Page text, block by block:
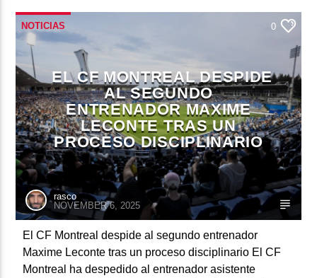
NOTICIAS 0
EL CF MONTREAL DESPIDE
AL SEGUNDO
ENTRENADOR MAXIME
LECONTE TRAS UN
PROCESO DISCIPLINARIO
rasco
NOVEMBER 6, 2025
El CF Montreal despide al segundo entrenador
Maxime Leconte tras un proceso disciplinario El CF
Montreal ha despedido al entrenador asistente